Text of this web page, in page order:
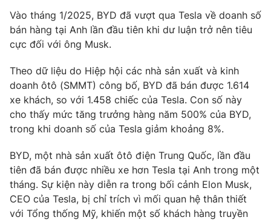
Phó Tổng Biên tập:Nguyễn Thị Mỹ Hạnh, Phạm Quốc Thắng,
Nguyễn Trọng Ninh
Tổng đài VTV:024.38 355 931 - 024.38 355 932
Email: toasoan@vtv.vn
Liên hệ quảng cáo: 024-7300.7108
Vào tháng 1/2025, BYD đã vượt qua Tesla về doanh số
bán hàng tại Anh lần đầu tiên khi dư luận trở nên tiêu
cực đối với ông Musk.
Theo dữ liệu do Hiệp hội các nhà sản xuất và kinh
doanh ôtô (SMMT) công bố, BYD đã bán được 1.614
xe khách, so với 1.458 chiếc của Tesla. Con số này
cho thấy mức tăng trưởng hàng năm 500% của BYD,
trong khi doanh số của Tesla giảm khoảng 8%.
BYD, một nhà sản xuất ôtô điện Trung Quốc, lần đầu
tiên đã bán được nhiều xe hơn Tesla tại Anh trong một
tháng. Sự kiện này diễn ra trong bối cảnh Elon Musk,
CEO của Tesla, bị chỉ trích vì mối quan hệ thân thiết
với Tổng thống Mỹ, khiến một số khách hàng truyền